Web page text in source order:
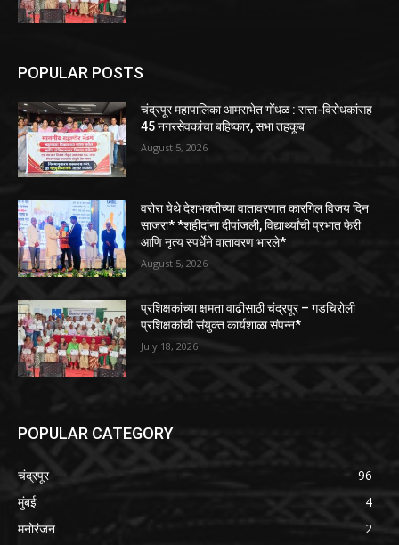
POPULAR POSTS
चंद्रपूर महापालिका आमसभेत गोंधळ : सत्ता-विरोधकांसह
45 नगरसेवकांचा बहिष्कार, सभा तहकूब
August 5, 2026
वरोरा येथे देशभक्तीच्या वातावरणात कारगिल विजय दिन
साजरा* *शहीदांना दीपांजली, विद्यार्थ्यांची प्रभात फेरी
आणि नृत्य स्पर्धेने वातावरण भारले*
August 5, 2026
प्रशिक्षकांच्या क्षमता वाढीसाठी चंद्रपूर – गडचिरोली
प्रशिक्षकांची संयुक्त कार्यशाळा संपन्न*
July 18, 2026
POPULAR CATEGORY
चंद्रपूर
96
मुंबई
4
मनोरंजन
2